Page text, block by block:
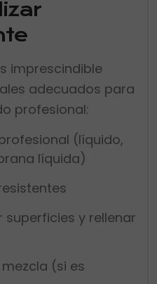
imprescindible
adecuados para
profesional:
(líquido,
líquida)
superficies y rellenar
(si es